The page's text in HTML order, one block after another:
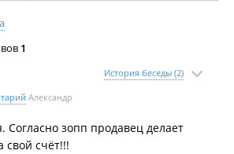
1
История беседы (2)
Александр
Согласно зопп продавец делает
свой счёт!!!